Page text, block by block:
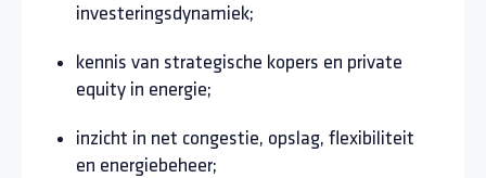
investeringsdynamiek;
kennis van strategische kopers en private
equity in energie;
inzicht in net congestie, opslag, flexibiliteit
en energiebeheer;